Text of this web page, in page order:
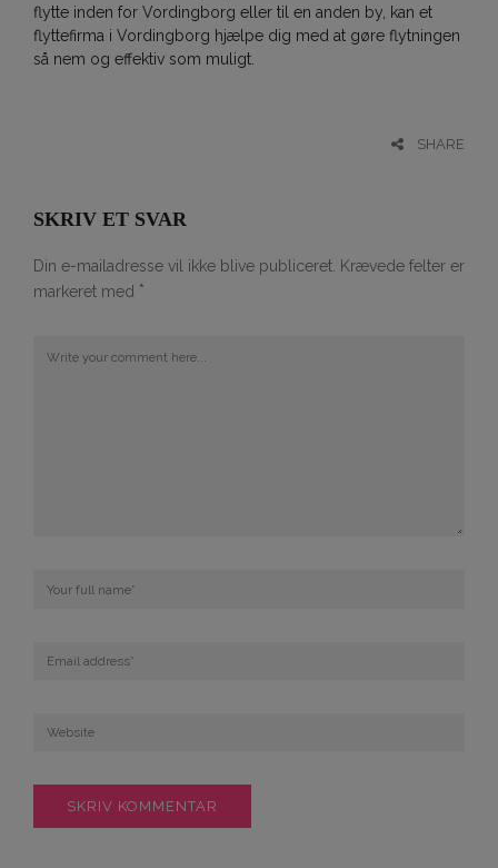
flytte inden for Vordingborg eller til en anden by, kan et
flyttefirma i Vordingborg hjælpe dig med at gøre flytningen
så nem og effektiv som muligt.
SHARE
SKRIV ET SVAR
Din e-mailadresse vil ikke blive publiceret. Krævede felter er
markeret med *